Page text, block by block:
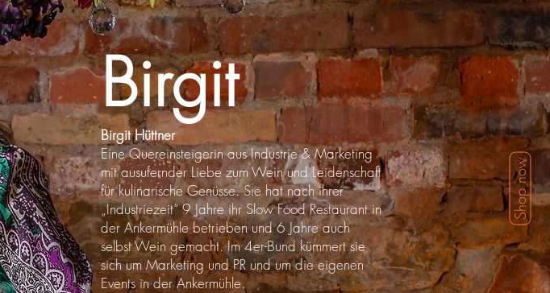
Shop now
Birgit
Birgit Hüttner
Eine Quereinsteigerin aus Industrie & Marketing
mit ausufernder Liebe zum Wein und Leidenschaft
für kulinarische Genüsse. Sie hat nach ihrer
„Industriezeit“ 9 Jahre ihr Slow Food Restaurant in
der Ankermühle betrieben und 6 Jahre auch
selbst Wein gemacht. Im 4er-Bund kümmert sie
sich um Marketing und PR und um die eigenen
Events in der Ankermühle.